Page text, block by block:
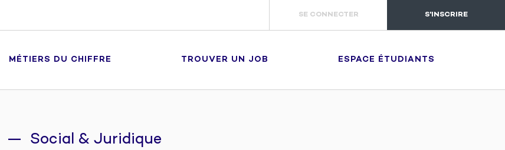
SE CONNECTER S'INSCRIRE
MÉTIERS DU CHIFFRE TROUVER UN JOB ESPACE ÉTUDIANTS
— Social & Juridique